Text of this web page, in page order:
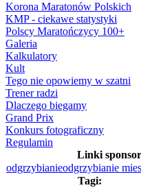
Korona Maratonów Polskich
KMP - ciekawe statystyki
Polscy Maratończycy 100+
Galeria
Kalkulatory
Kult
Tego nie opowiemy w szatni
Trener radzi
Dlaczego biegamy
Grand Prix
Konkurs fotograficzny
Regulamin
Linki
odgrzybianieodgrzybianie
Tagi: